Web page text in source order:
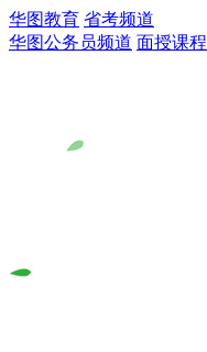
华图教育 省考频道
华图公务员频道 面授课程